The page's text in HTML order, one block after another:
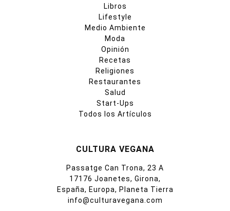
Libros
Lifestyle
Medio Ambiente
Moda
Opinión
Recetas
Religiones
Restaurantes
Salud
Start-Ups
Todos los Artículos
CULTURA VEGANA
Passatge Can Trona, 23 A
17176 Joanetes, Girona,
España, Europa, Planeta Tierra
info@culturavegana.com